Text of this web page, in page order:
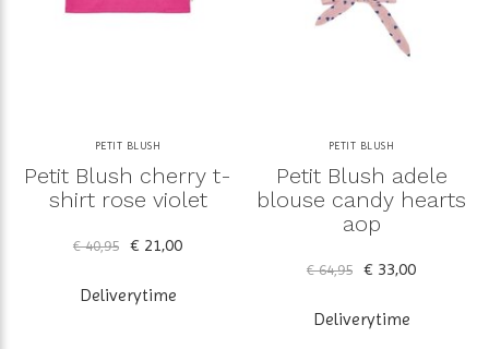
PETIT BLUSH
Petit Blush cherry t-
shirt rose violet
€ 40,95 € 21,00
Deliverytime
PETIT BLUSH
Petit Blush adele
blouse candy hearts
aop
€ 64,95 € 33,00
Deliverytime